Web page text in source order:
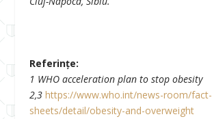
Referințe:
1 WHO acceleration plan to stop obesity
2,3 https://www.who.int/news-room/fact-
sheets/detail/obesity-and-overweight